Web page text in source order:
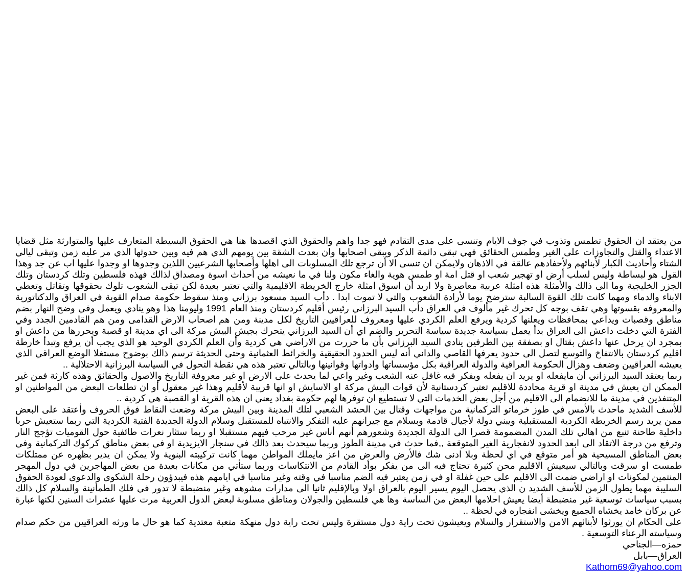
من يعتقد ان الحقوق تطمس وتذوب في جوف الايام وتنسى على مدى التقادم فهو جدا واهم والحقوق الذي اقصدها هنا هي الحقوق البسيطة المتعارف عليها والمتوارثة مثل قضايا
الاعتداء والقتل والتجاوزات على الغير وطمس الحقائق فهي تبقى دائمة الذكر ويبقى اصحابها وان بعدت الشقة بين يومهم الذي هم فيه وبين حدوثها الذي مر عليه زمن وتبقى ليالي
الشتاء وأحاديث الكبار لأبنائهم ولأحفادهم عالقة في الاذهان ولايمكن ان تنسى الا أن ترجع تلك المسلوبات الى اهلها وأصحابها الشرعيين اللذين وجدوها او وجدوا عليها اب عن جد وهذا
القول هو لبساطة وليس لسلب أرض او تهجير شعب او قتل امة او طمس هوية والغاء مكون ولنا في ما نعيشه من أحداث اسوة ومصداق لذالك فهذه فلسطين وتلك كردستان وتلك
الجزر الخليجية وما الى ذالك والأمثلة هذه امثلة عربية معاصرة ولا اريد أن اسوق امثلة خارج الخريطة الاقليمية والتي تعتبر بعيدة لكن تبقى الشعوب تلوك بحقوقها وتقاتل وتعطي
الابناء والدماء ومهما كانت تلك القوة السالبة سترضخ يوما لأرادة الشعوب والتي لا تموت ابدا . دأب السيد مسعود برزاني ومنذ سقوط حكومة صدام القوية في العراق والدكتاتورية
والمعروفه بقسوتها وهي تقف بوجه كل تحرك غير مألوف في العراق دأب السيد البرزاني رئيس أقليم كردستان ومنذ العام 1991 وليومنا هذا وهو ينادي ويعمل وفي وضح النهار بضم
مناطق وقصبات ويداعي بمحافظات ويعلنها كردية ويرفع العلم الكردي عليها ومعروف للعراقيين التاريخ لكل مدينة ومن هم اصحاب الارض القدامى ومن هم القادمين الجدد وفي
الفترة التي دخلت داعش الى العراق بدأ يعمل بسياسة جديدة سياسة التحرير والضم اي أن السيد البرزاني يتحرك بجيش البيش مركة الى اي مدينة او قصبة ويحررها من داعش او
بمجرد ان يرحل عنها داعش بقتال او بصفقة بين الطرفين ينادي السيد البرزاني بأن ما حررت من الاراضي هي كردية وأن العلم الكردي الوحيد هو الذي يجب أن يرفع وتبدأ خارطة
اقليم كردستان بالانتفاخ والتوسع لتصل الى حدود يعرفها القاصي والداني أنه ليس الحدود الحقيقية والخرائط العثمانية وحتى الحديثة ترسم ذالك بوضوح مستغلا الوضع العراقي الذي
يعيشه العراقيين وضعف وهزال الحكومة العراقية والدولة العراقية بكل مؤسساتها وادواتها وقوانينها وبالتالي تعتبر هذه هي نقطة التحول في السياسة البرزانية الاحتلالية ..
ربما يعتقد السيد البرزاني أن مايفعله او يريد ان يفعله ويفكر فيه غافل عنه الشعب وغير واعي لما يحدث على الارض او غير معروفة التاريخ والاصول والحقائق وهذه كارثة فمن غير
الممكن ان يعيش في مدينة او قرية محاددة للاقليم تعتبر كردستانية لأن قوات البيش مركة او الاسايش او انها قريبة لأقليم وهذا غير معقول أو ان تطلعات البعض من المواطنين او
المتنفذين في مدينة ما للانضمام الى الاقليم من أجل بعض الخدمات التي لا تستطيع ان توفرها لهم حكومة بغداد يعني ان هذه القرية او القصبة هي كردية ..
للأسف الشديد ماحدث بالأمس في طوز خرماتو التركمانية من مواجهات وقتال بين الحشد الشعبي لتلك المدينة وبين البيش مركة وضعت النقاط فوق الحروف وأعتقد على البعض
ممن يريد رسم الخريطة الكردية المستقبلية ويبني دولة لأجيال قادمة وبسلام مع جيرانهم عليه التفكر والانتباه للمستقبل وسلام الدولة الجديدة الفتية الكردية التي ربما ستعيش حربا
داخلية طاحنة تنبع من اهالي تلك المدن المضمومة قصرا الى الدولة الجديدة وشعورهم أنهم أناس غير مرحب فيهم مستقبلا او ربما ستثار نعرات طائفية حول القوميات تؤجج النار
وترفع من درجة الاتقاد الى ابعد الحدود لانفجارية الغير المتوقعة ,,فما حدث في مدينة الطوز وربما سيحدث بعد ذالك في سنجار الايزيدية او في بعض مناطق كركوك التركمانية وفي
بعض المناطق المسيحية هو أمر متوقع في اي لحظة وبلا ادنى شك فالأرض والعرض من اعز مايملك المواطن مهما كانت تركيبته البنوية ولا يمكن ان يدير بظهره عن ممتلكات
طمست او سرقت وبالتالي سيعيش الاقليم محن كثيرة تحتاج فيه الى من يفكر بوأد القادم من الانتكاسات وربما ستأتي من مكانات بعيدة من بعض المهاجرين في دول المهجر
المنتمين لمكونات او اراضي ضمت الى الاقليم على حين غفلة او في زمن يعتبر فيه الضم مناسبا في وقته وغير مناسبا في ايامهم هذه فيبدؤون رحلة الشكوى والدعوى لعودة الحقوق
السليبة مهما يطول الزمن للأسف الشديد ن الذي يحصل اليوم يسير اليوم بالعراق اولا وبالإقليم ثانيا الى مدارات مشوهه وغير منضبطة لا تدور في فلك الطمأنينة والسلام كل ذالك
بسبب سياسات توسعية غير منضبطة أيضا يعيش احلامها البعض من الساسة وها هي فلسطين والجولان ومناطق مسلوبة لبعض الدول العربية مرت عليها عشرات السنين لكنها عبارة
عن بركان خامد يخشاه الجميع ويخشى انفجاره في لحظة ..
على الحكام ان يورثوا لأبنائهم الامن والاستقرار والسلام ويعيشون تحت راية دول مستقرة وليس تحت راية دول منهكة متعبة معتدية كما هو حال ما ورثه العراقيين من حكم صدام
وسياسته الرعناء التوسعية .
حمزه—الجناحي
العراق—بابل
Kathom69@yahoo.com